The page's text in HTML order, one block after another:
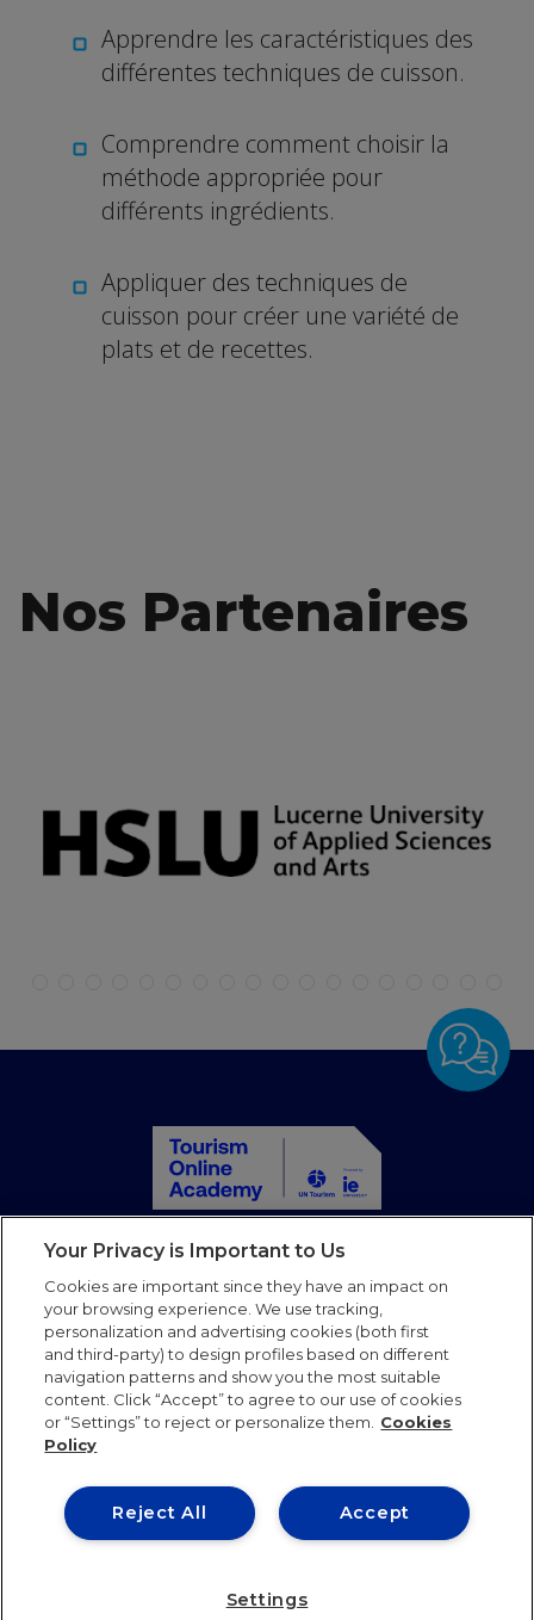
Apprendre les caractéristiques des
différentes techniques de cuisson.
Comprendre comment choisir la
méthode appropriée pour
différents ingrédients.
Appliquer des techniques de
cuisson pour créer une variété de
plats et de recettes.
Nos Partenaires
Home
Toutes les formations
Partenaires
Blog
Faqs
Mail
Conditions
Politique de
Politique de
Your Privacy is Important to Us
Cookies are important since they have an impact on
your browsing experience. We use tracking,
personalization and advertising cookies (both first
and third-party) to design profiles based on different
navigation patterns and show you the most suitable
content. Click “Accept” to agree to our use of cookies
or “Settings” to reject or personalize them.
Cookies
Policy
Accept
Reject All
Settings